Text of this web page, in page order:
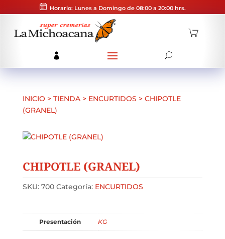
Horario: Lunes a Domingo de 08:00 a 20:00 hrs.
INICIO > TIENDA> ENCURTIDOS > CHIPOTLE
(GRANEL)
CHIPOTLE (GRANEL)
SKU: 700 Categoría: ENCURTIDOS
Presentación KG